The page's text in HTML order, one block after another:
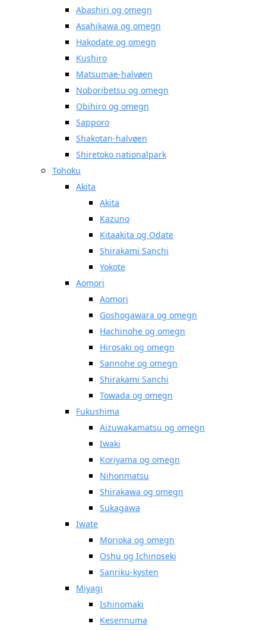
Abashiri og omegn
Asahikawa og omegn
Hakodate og omegn
Kushiro
Matsumae-halvøen
Noboribetsu og omegn
Obihiro og omegn
Sapporo
Shakotan-halvøen
Shiretoko nationalpark
Tohoku
Akita
Akita
Kazuno
Kitaakita og Odate
Shirakami Sanchi
Yokote
Aomori
Aomori
Goshogawara og omegn
Hachinohe og omegn
Hirosaki og omegn
Sannohe og omegn
Shirakami Sanchi
Towada og omegn
Fukushima
Aizuwakamatsu og omegn
Iwaki
Koriyama og omegn
Nihonmatsu
Shirakawa og omegn
Sukagawa
Iwate
Morioka og omegn
Oshu og Ichinoseki
Sanriku-kysten
Miyagi
Ishinomaki
Kesennuma